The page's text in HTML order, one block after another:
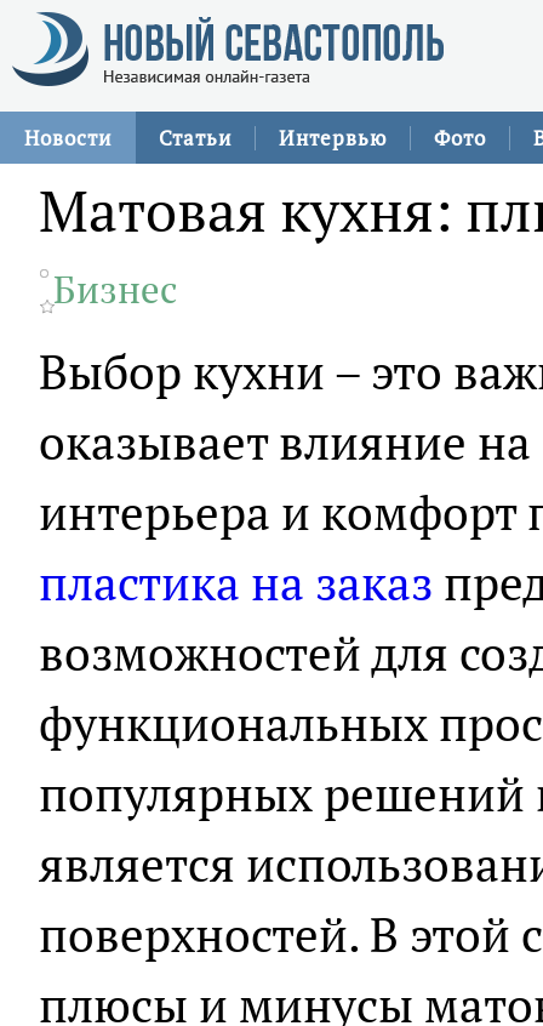
Новости Статьи Интервью Фото
Матовая кухня:
Бизнес
Выбор кухни – это
оказывает влияние
интерьера и
пластика на заказ
возможностей для
функциональных
популярных решений
является
поверхностей. В этой
плюсы и минусы